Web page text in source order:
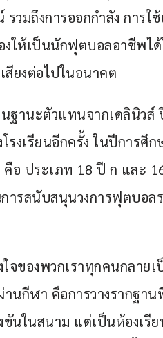
รวมถึงการออกกำลัง การ
ให้เป็นนักฟุตบอลอาชีพได้
ยงต่อไปในอนาคต
นฐานะตัวแทนจากเดลินิว
งเรียนอีกครั้ง ในปีการศึ
คือ ประเภท 18 ปี ก และ
ารสนับสนุนวงการฟุตบอล
จของพวกเราทุกคนกลาย
านกีฬา คือการวางรากฐา
นในสนาม แต่เป็นห้องเรี